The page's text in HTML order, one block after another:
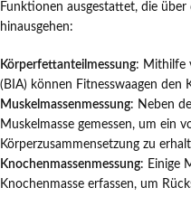
Funktionen ausgestattet, die
hinausgehen:
Körperfettanteilmessung: Mithilfe
(BIA) können Fitnesswaagen den
Muskelmassenmessung: Neben
Muskelmasse gemessen, um ein
Körperzusammensetzung zu
Knochenmassenmessung: Einige
Knochenmasse erfassen, um